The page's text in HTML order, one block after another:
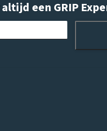
een GRIP